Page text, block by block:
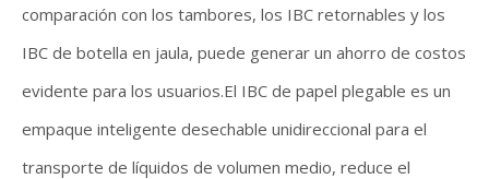
comparación con los tambores, los IBC retornables y los
IBC de botella en jaula, puede generar un ahorro de costos
evidente para los usuarios.El IBC de papel plegable es un
empaque inteligente desechable unidireccional para el
transporte de líquidos de volumen medio, reduce el